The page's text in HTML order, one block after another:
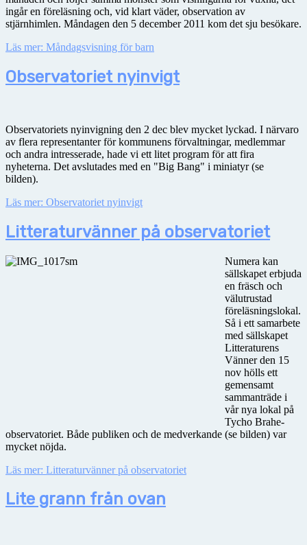
ingår en föreläsning och, vid klart väder, observation av
stjärnhimlen. Måndagen den 5 december 2011 kom det sju besökare.
Läs mer: Måndagsvisning för barn
Observatoriet nyinvigt
Observatoriets nyinvigning den 2 dec blev mycket lyckad. I närvaro
av flera representanter för kommunens förvaltningar, medlemmar
och andra intresserade, hade vi ett litet program för att fira
nyheterna. Det avslutades med en "Big Bang" i miniatyr (se
bilden).
Läs mer: Observatoriet nyinvigt
Litteraturvänner på observatoriet
Numera kan
sällskapet erbjuda
en fräsch och
välutrustad
föreläsningslokal.
Så i ett samarbete
med sällskapet
Litteraturens
Vänner den 15
nov hölls ett
gemensamt
sammanträde i
vår nya lokal på
Tycho Brahe-
observatoriet. Både publiken och de medverkande (se bilden) var
mycket nöjda.
Läs mer: Litteraturvänner på observatoriet
Lite grann från ovan